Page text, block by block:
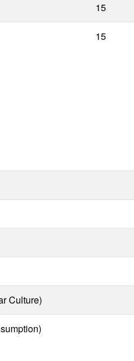
15
15
Culture)